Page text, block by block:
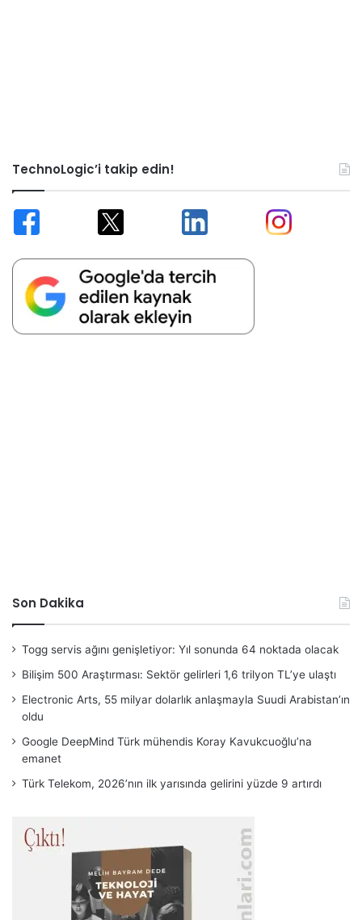
TechnoLogic’i takip edin!
Son Dakika
Togg servis ağını genişletiyor: Yıl sonunda 64 noktada olacak
Bilişim 500 Araştırması: Sektör gelirleri 1,6 trilyon TL’ye ulaştı
Electronic Arts, 55 milyar dolarlık anlaşmayla Suudi Arabistan’ın
oldu
Google DeepMind Türk mühendis Koray Kavukcuoğlu’na
emanet
Türk Telekom, 2026’nın ilk yarısında gelirini yüzde 9 artırdı